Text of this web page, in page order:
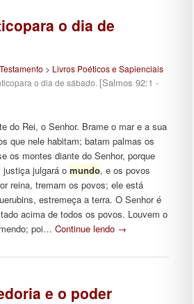
o dia de
> Livros Poéticos e Sapienciais
o dia de sábado. [Salmos 92:1 -
do Rei, o Senhor. Brame o mar e a sua
que nele habitam; batam palmas os
os montes diante do Senhor, porque
julgará o mundo, e os povos
reina, tremam os povos; ele está
estremeça a terra. O Senhor é
acima de todos os povos. Louvem o
poi… Continue lendo →
e o poder